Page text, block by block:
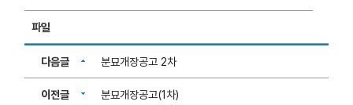
파일
다음글 분묘개장공고 2차
이전글 분묘개장공고(1차)